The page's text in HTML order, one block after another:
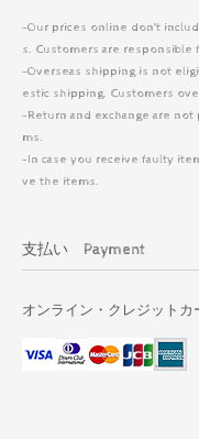
-Our prices online don’t
s. Customers are responsible
-Overseas shipping is not
estic shipping. Customers
-Return and exchange are
ms.
-In case you receive faulty
ve the items.
支払い Payment
オンライン・クレジットカ